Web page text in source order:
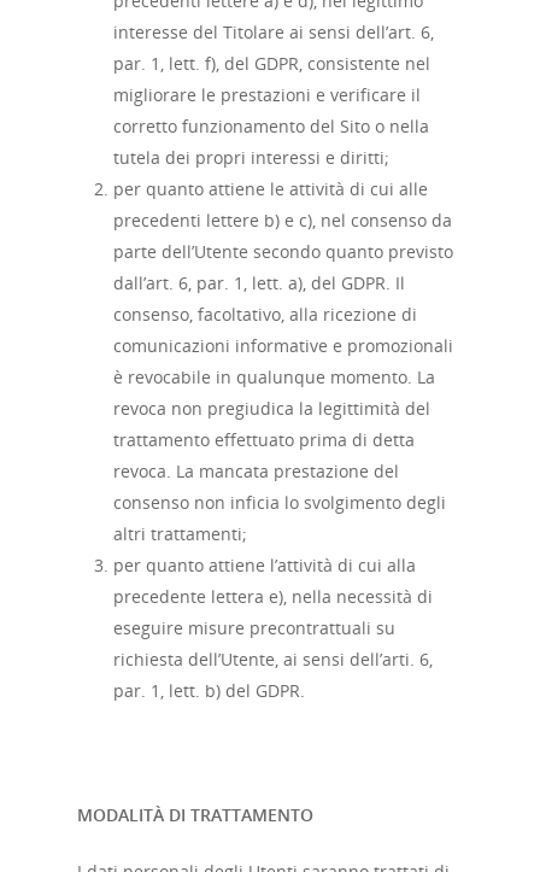
interesse del Titolare ai sensi dell’art. 6,
par. 1, lett. f), del GDPR, consistente nel
migliorare le prestazioni e verificare il
corretto funzionamento del Sito o nella
tutela dei propri interessi e diritti;
per quanto attiene le attività di cui alle
precedenti lettere b) e c), nel consenso da
parte dell’Utente secondo quanto previsto
dall’art. 6, par. 1, lett. a), del GDPR. Il
consenso, facoltativo, alla ricezione di
comunicazioni informative e promozionali
è revocabile in qualunque momento. La
revoca non pregiudica la legittimità del
trattamento effettuato prima di detta
revoca. La mancata prestazione del
consenso non inficia lo svolgimento degli
altri trattamenti;
per quanto attiene l’attività di cui alla
precedente lettera e), nella necessità di
eseguire misure precontrattuali su
richiesta dell’Utente, ai sensi dell’arti. 6,
par. 1, lett. b) del GDPR.
MODALITÀ DI TRATTAMENTO